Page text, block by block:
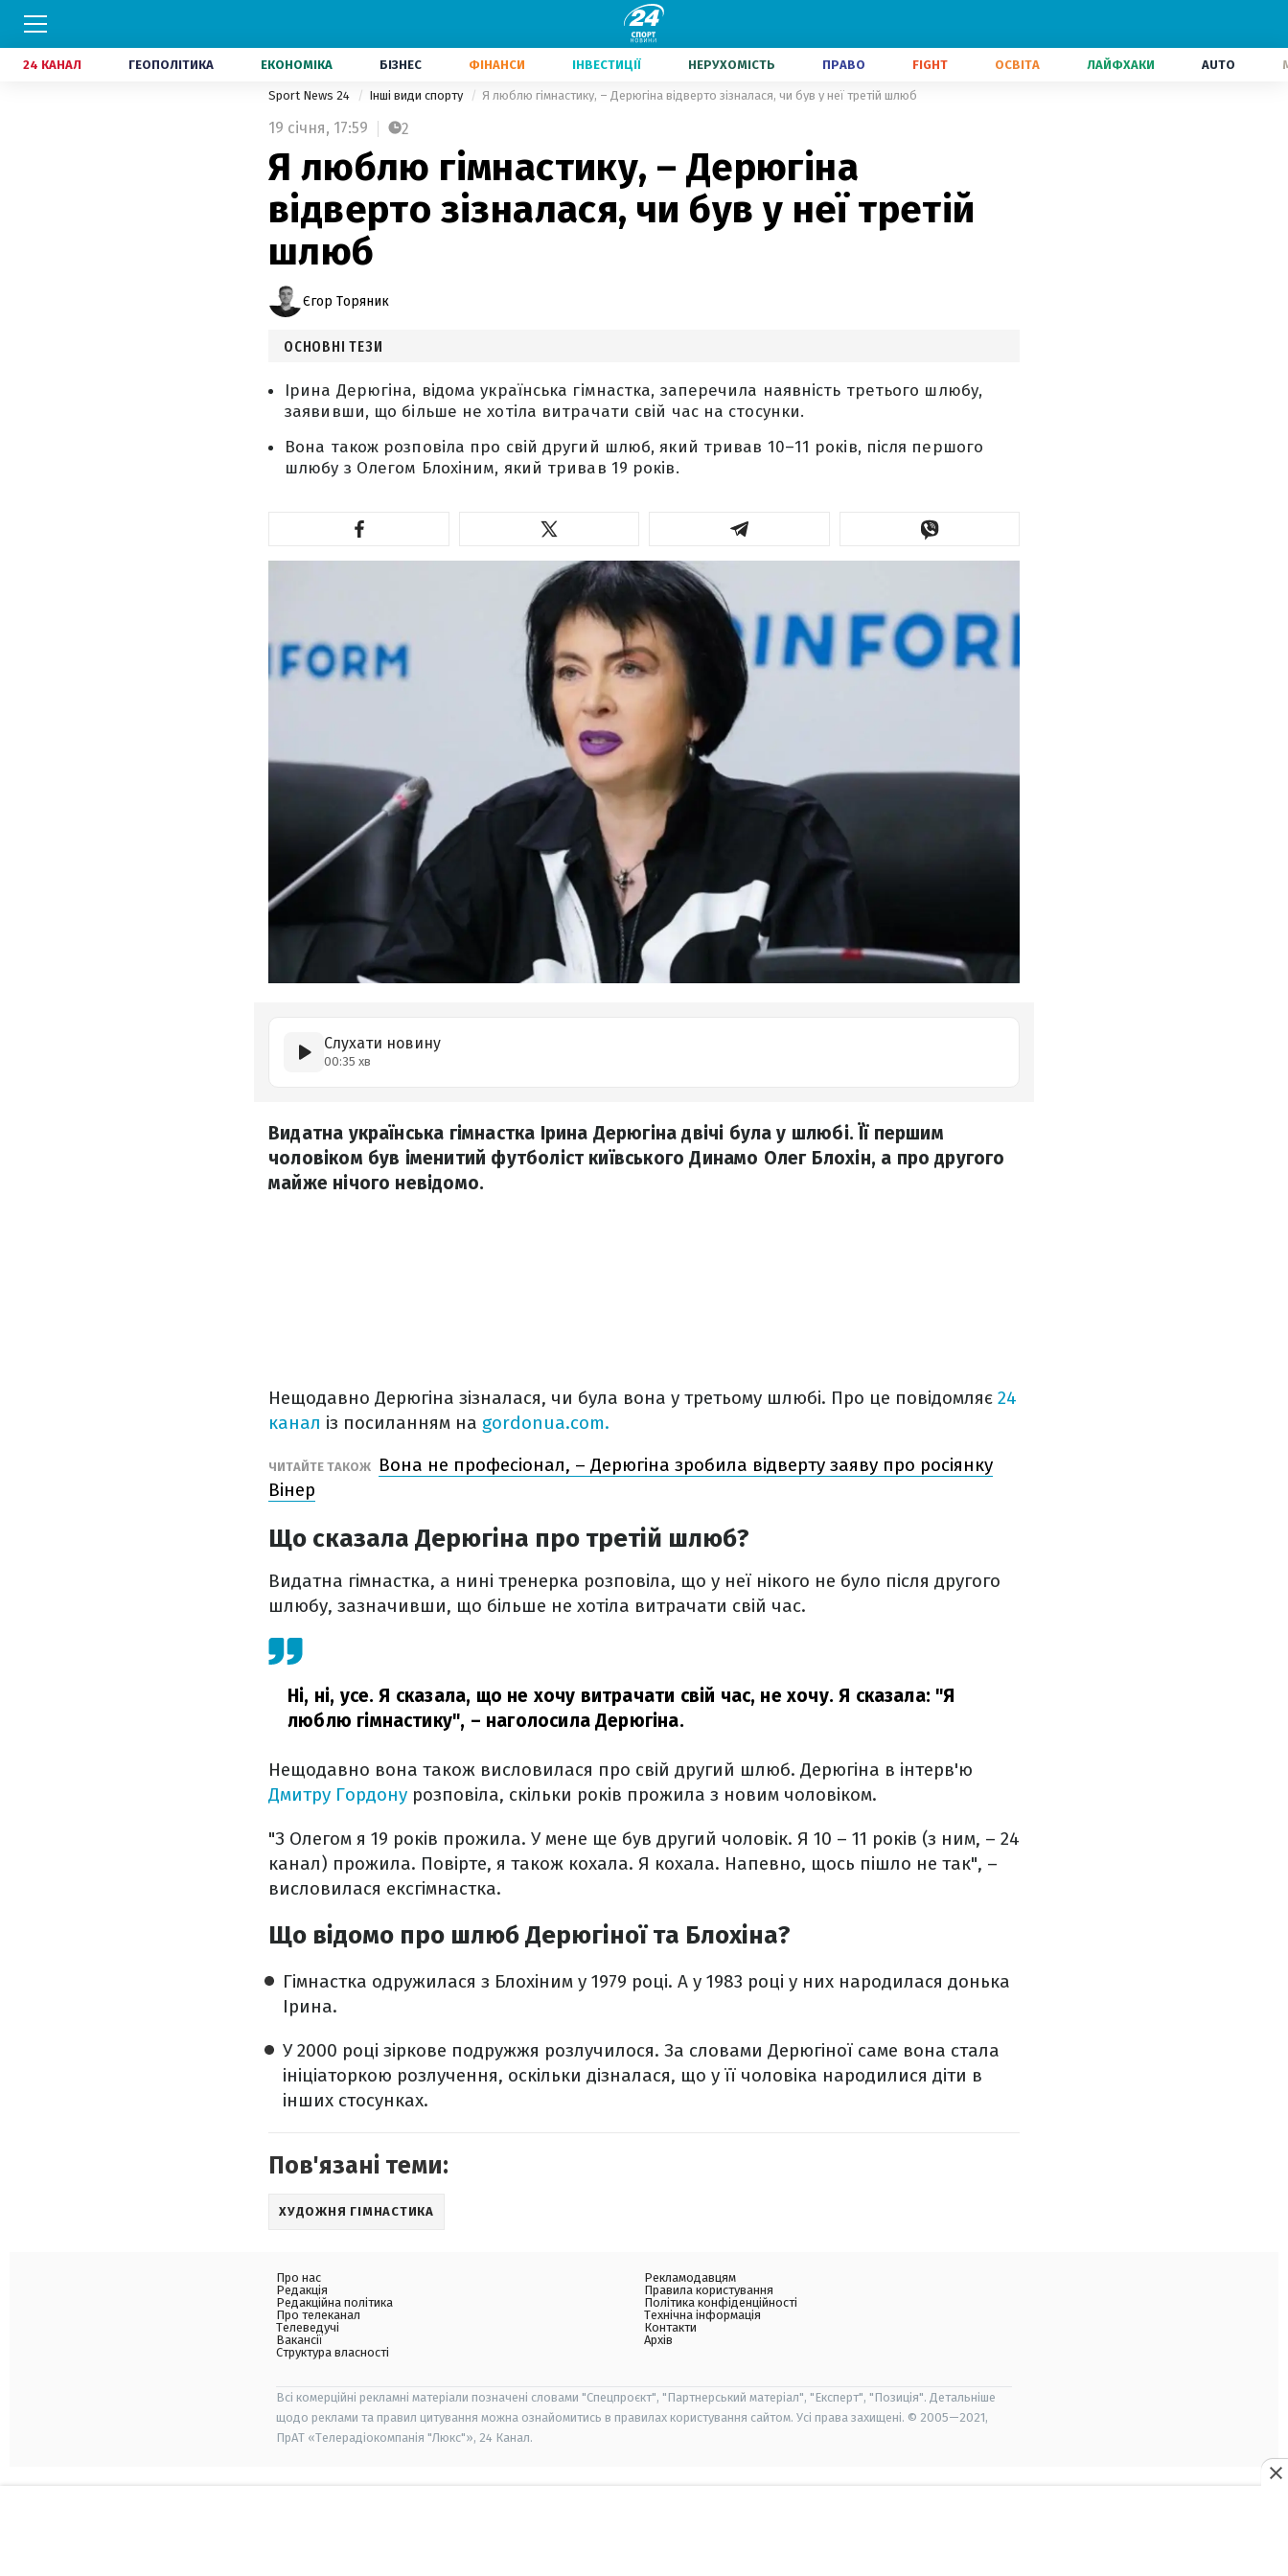
24 КАНАЛ ГЕОПОЛІТИКА ЕКОНОМІКА БІЗНЕС ФІНАНСИ ІНВЕСТИЦІЇ НЕРУХОМІСТЬ ПРАВО FIGHT ОСВІТА ЛАЙФХАКИ AUTO
Sport News 24 Інші види спорту Я люблю гімнастику, – Дерюгіна відверто зізналася, чи був у неї третій шлюб
19 січня, 17:59 2
Я люблю гімнастику, – Дерюгіна
відверто зізналася, чи був у неї третій
шлюб
Єгор Торяник
ОСНОВНІ ТЕЗИ
Ірина Дерюгіна, відома українська гімнастка, заперечила наявність третього шлюбу,
заявивши, що більше не хотіла витрачати свій час на стосунки.
Вона також розповіла про свій другий шлюб, який тривав 10–11 років, після першого
шлюбу з Олегом Блохіним, який тривав 19 років.
Слухати новину
00:35 хв
Видатна українська гімнастка Ірина Дерюгіна двічі була у шлюбі. Її першим
чоловіком був іменитий футболіст київського Динамо Олег Блохін, а про другого
майже нічого невідомо.
Нещодавно Дерюгіна зізналася, чи була вона у третьому шлюбі. Про це повідомляє 24
канал із посиланням на gordonua.com.
ЧИТАЙТЕ ТАКОЖ
Вона не професіонал, – Дерюгіна зробила відверту заяву про росіянку
Вінер
Що сказала Дерюгіна про третій шлюб?
Видатна гімнастка, а нині тренерка розповіла, що у неї нікого не було після другого
шлюбу, зазначивши, що більше не хотіла витрачати свій час.
Ні, ні, усе. Я сказала, що не хочу витрачати свій час, не хочу. Я сказала: "Я
люблю гімнастику", – наголосила Дерюгіна.
Нещодавно вона також висловилася про свій другий шлюб. Дерюгіна в інтерв'ю
Дмитру Гордону розповіла, скільки років прожила з новим чоловіком.
"З Олегом я 19 років прожила. У мене ще був другий чоловік. Я 10 – 11 років (з ним, – 24
канал) прожила. Повірте, я також кохала. Я кохала. Напевно, щось пішло не так", –
висловилася ексгімнастка.
Що відомо про шлюб Дерюгіної та Блохіна?
Гімнастка одружилася з Блохіним у 1979 році. А у 1983 році у них народилася донька
Ірина.
У 2000 році зіркове подружжя розлучилося. За словами Дерюгіної саме вона стала
ініціаторкою розлучення, оскільки дізналася, що у її чоловіка народилися діти в
інших стосунках.
Пов'язані теми:
ХУДОЖНЯ ГІМНАСТИКА
Про нас
Редакція
Редакційна політика
Про телеканал
Телеведучі
Вакансії
Структура власності
Рекламодавцям
Правила користування
Політика конфіденційності
Технічна інформація
Контакти
Архів
Всі комерційні рекламні матеріали позначені словами "Спецпроєкт", "Партнерський матеріал", "Експерт", "Позиція". Детальніше
щодо реклами та правил цитування можна ознайомитись в правилах користування сайтом. Усі права захищені. © 2005—2021,
ПрАТ «Телерадіокомпанія "Люкс"», 24 Канал.